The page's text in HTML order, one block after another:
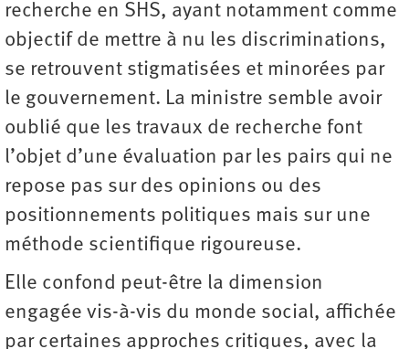
recherche en SHS, ayant notamment comme
objectif de mettre à nu les discriminations,
se retrouvent stigmatisées et minorées par
le gouvernement. La ministre semble avoir
oublié que les travaux de recherche font
l’objet d’une évaluation par les pairs qui ne
repose pas sur des opinions ou des
positionnements politiques mais sur une
méthode scientifique rigoureuse.
Elle confond peut-être la dimension
engagée vis-à-vis du monde social, affichée
par certaines approches critiques, avec la